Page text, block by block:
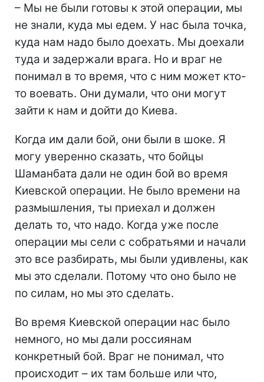
– Мы не были готовы к этой операции, мы
не знали, куда мы едем. У нас была точка,
куда нам надо было доехать. Мы доехали
туда и задержали врага. Но и враг не
понимал в то время, что с ним может кто-
то воевать. Они думали, что они могут
зайти к нам и дойти до Киева.
Когда им дали бой, они были в шоке. Я
могу уверенно сказать, что бойцы
Шаманбата дали не один бой во время
Киевской операции. Не было времени на
размышления, ты приехал и должен
делать то, что надо. Когда уже после
операции мы сели с собратьями и начали
это все разбирать, мы были удивлены, как
мы это сделали. Потому что оно было не
по силам, но мы это сделать.
Во время Киевской операции нас было
немного, но мы дали россиянам
конкретный бой. Враг не понимал, что
происходит – их там больше или что,